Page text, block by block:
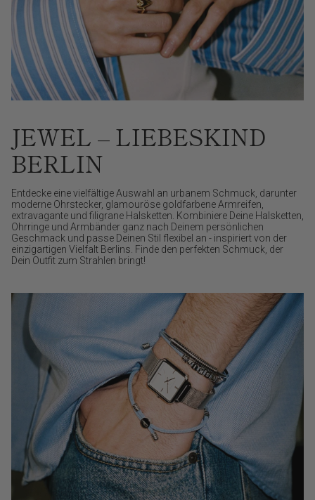
JEWEL – LIEBESKIND
BERLIN
Entdecke eine vielfältige Auswahl an urbanem Schmuck, darunter
moderne Ohrstecker, glamouröse goldfarbene Armreifen,
extravagante und filigrane Halsketten. Kombiniere Deine Halsketten,
Ohrringe und Armbänder ganz nach Deinem persönlichen
Geschmack und passe Deinen Stil flexibel an - inspiriert von der
einzigartigen Vielfalt Berlins. Finde den perfekten Schmuck, der
Dein Outfit zum Strahlen bringt!